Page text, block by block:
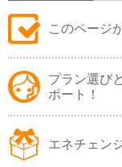
このページ
プラン選び
ポート！
エネチェン